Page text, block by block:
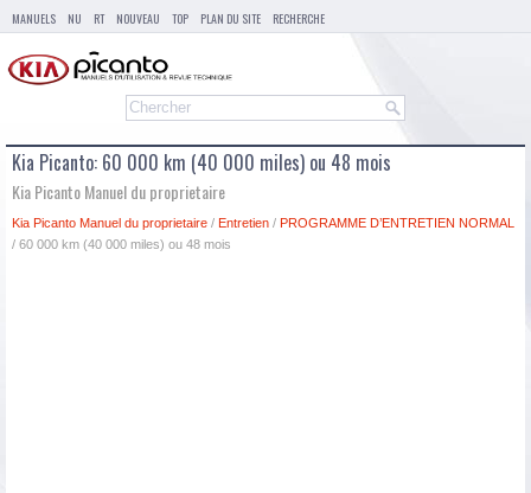
MANUELS NU RT NOUVEAU TOP PLAN DU SITE RECHERCHE
Kia Picanto: 60 000 km (40 000 miles) ou 48 mois
Kia Picanto Manuel du proprietaire
Kia Picanto Manuel du proprietaire / Entretien / PROGRAMME D’ENTRETIEN NORMAL
/ 60 000 km (40 000 miles) ou 48 mois